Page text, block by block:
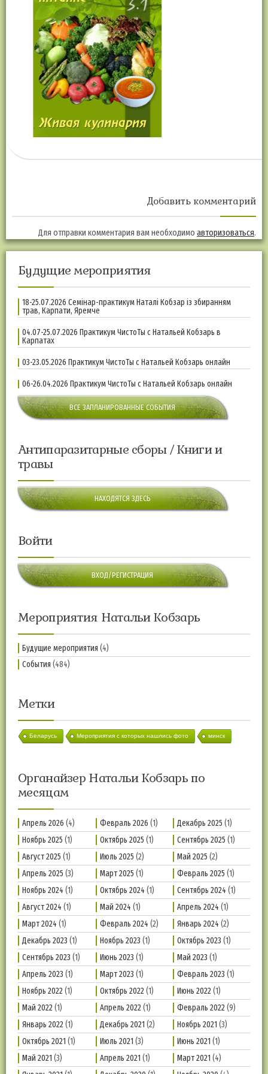
Добавить комментарий
Для отправки комментария вам необходимо авторизоваться.
Будущие мероприятия
18-25.07.2026 Семінар-практикум Наталі Кобзар із збиранням
трав, Карпати, Яремче
04.07-25.07.2026 Практикум ЧистоТы с Натальей Кобзарь в
Карпатах
03-23.05.2026 Практикум ЧистоТы с Натальей Кобзарь онлайн
06-26.04.2026 Практикум ЧистоТы с Натальей Кобзарь онлайн
ВСЕ ЗАПЛАНИРОВАННЫЕ СОБЫТИЯ
Антипаразитарные сборы / Книги и
травы
НАХОДЯТСЯ ЗДЕСЬ
Войти
ВХОД/РЕГИСТРАЦИЯ
Мероприятия Натальи Кобзарь
Будущие мероприятия (4)
События (484)
Метки
Беларусь Мероприятия с которых нашлись фото минск
Органайзер Натальи Кобзарь по
месяцам
Апрель 2026 (4) Февраль 2026 (1) Декабрь 2025 (1)
Ноябрь 2025 (1) Октябрь 2025 (1) Сентябрь 2025 (1)
Август 2025 (1) Июль 2025 (2) Май 2025 (2)
Апрель 2025 (3) Март 2025 (1) Февраль 2025 (1)
Ноябрь 2024 (1) Октябрь 2024 (1) Сентябрь 2024 (1)
Август 2024 (1) Май 2024 (1) Апрель 2024 (1)
Март 2024 (1) Февраль 2024 (2) Январь 2024 (2)
Декабрь 2023 (1) Ноябрь 2023 (1) Октябрь 2023 (1)
Сентябрь 2023 (1) Июнь 2023 (1) Май 2023 (1)
Апрель 2023 (1) Март 2023 (1) Февраль 2023 (1)
Ноябрь 2022(1) Октябрь 2022(1) Июнь 2022(1)
Май 2022(1) Апрель 2022(1) Февраль 2022(9)
Январь 2022(1) Декабрь 2021 (2) Ноябрь 2021 (3)
Октябрь 2021 (1) Июль 2021 (3) Июнь 2021 (1)
Май 2021 (3) Апрель 2021 (1) Март 2021 (4)